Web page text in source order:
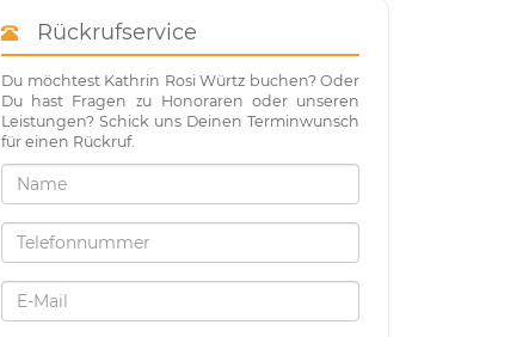
Rückrufservice
Du möchtest Kathrin Rosi Würtz buchen? Oder
Du hast Fragen zu Honoraren oder unseren
Leistungen? Schick uns Deinen Terminwunsch
für einen Rückruf.